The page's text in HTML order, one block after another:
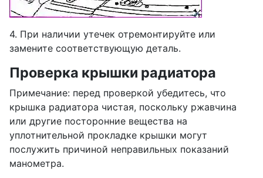
4. При наличии утечек отремонтируйте или
замените соответствующую деталь.
Проверка крышки радиатора
Примечание: перед проверкой убедитесь, что
крышка радиатора чистая, поскольку ржавчина
или другие посторонние вещества на
уплотнительной прокладке крышки могут
послужить причиной неправильных показаний
манометра.